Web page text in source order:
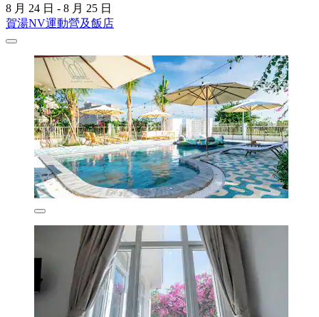
8 月 24 日 - 8 月 25 日
賀湯NV運動營及飯店